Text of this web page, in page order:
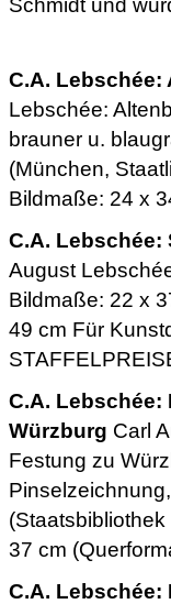
C.A. Lebschée:
Lebschée:
brauner u.
(München,
Bildmaße: 24 x
C.A. Lebschée:
August
Bildmaße: 22 x
49 cm Für
C.A. Lebschée:
Würzburg Carl
Festung zu
37 cm
C.A. Lebschée: